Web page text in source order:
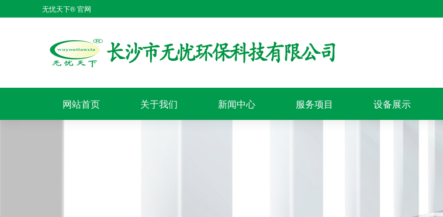
无忧天下® 官网
网站首页 关于我们 新闻中心 服务项目 设备展示